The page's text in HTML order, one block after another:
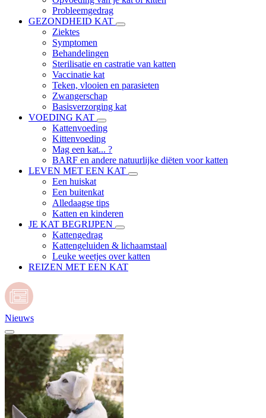
Probleemgedrag
GEZONDHEID KAT
Ziektes
Symptomen
Behandelingen
Sterilisatie en castratie van katten
Vaccinatie kat
Teken, vlooien en parasieten
Zwangerschap
Basisverzorging kat
VOEDING KAT
Kattenvoeding
Kittenvoeding
Mag een kat... ?
BARF en andere natuurlijke diëten voor katten
LEVEN MET EEN KAT
Een huiskat
Een buitenkat
Alledaagse tips
Katten en kinderen
JE KAT BEGRIJPEN
Kattengedrag
Kattengeluiden & lichaamstaal
Leuke weetjes over katten
REIZEN MET EEN KAT
Nieuws